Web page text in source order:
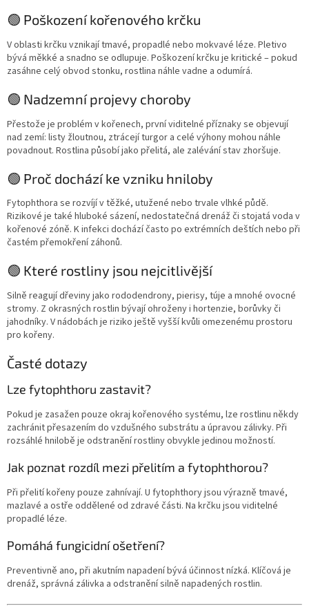
🟢 Poškození kořenového krčku
V oblasti krčku vznikají tmavé, propadlé nebo mokvavé léze. Pletivo
bývá měkké a snadno se odlupuje. Poškození krčku je kritické – pokud
zasáhne celý obvod stonku, rostlina náhle vadne a odumírá.
🟢 Nadzemní projevy choroby
Přestože je problém v kořenech, první viditelné příznaky se objevují
nad zemí: listy žloutnou, ztrácejí turgor a celé výhony mohou náhle
povadnout. Rostlina působí jako přelitá, ale zalévání stav zhoršuje.
🟢 Proč dochází ke vzniku hniloby
Fytophthora se rozvíjí v těžké, utužené nebo trvale vlhké půdě.
Rizikové je také hluboké sázení, nedostatečná drenáž či stojatá voda v
kořenové zóně. K infekci dochází často po extrémních deštích nebo při
častém přemokření záhonů.
🟢 Které rostliny jsou nejcitlivější
Silně reagují dřeviny jako rododendrony, pierisy, túje a mnohé ovocné
stromy. Z okrasných rostlin bývají ohroženy i hortenzie, borůvky či
jahodníky. V nádobách je riziko ještě vyšší kvůli omezenému prostoru
pro kořeny.
Časté dotazy
Lze fytophthoru zastavit?
Pokud je zasažen pouze okraj kořenového systému, lze rostlinu někdy
zachránit přesazením do vzdušného substrátu a úpravou zálivky. Při
rozsáhlé hnilobě je odstranění rostliny obvykle jedinou možností.
Jak poznat rozdíl mezi přelitím a fytophthorou?
Při přelití kořeny pouze zahnívají. U fytophthory jsou výrazně tmavé,
mazlavé a ostře oddělené od zdravé části. Na krčku jsou viditelné
propadlé léze.
Pomáhá fungicidní ošetření?
Preventivně ano, při akutním napadení bývá účinnost nízká. Klíčová je
drenáž, správná zálivka a odstranění silně napadených rostlin.